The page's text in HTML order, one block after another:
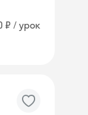
₽ / урок